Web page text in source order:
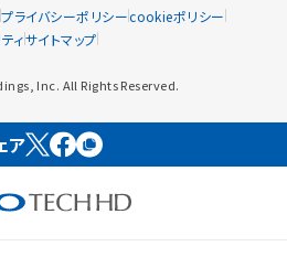
プライバシーポリシーcookieポリシー
ィサイトマップ
Inc. All Rights Reserved.
ア